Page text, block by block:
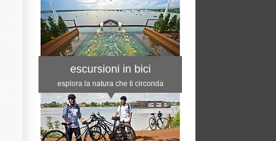
escursioni in bici
esplora la natura che ti circonda